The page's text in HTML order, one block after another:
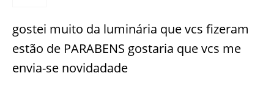
gostei muito da luminária que vcs fizeram
estão de PARABENS gostaria que vcs me
envia-se novidadade